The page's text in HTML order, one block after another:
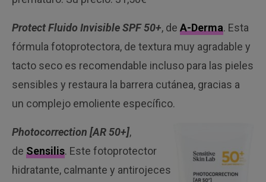
Protect Fluido Invisible SPF 50+, deA-Derma. Esta
fórmula fotoprotectora, de textura muy agradable y
tacto seco es recomendable incluso para las pieles
sensibles y restaura la barrera cutánea, gracias a
un complejo emoliente específico.
Photocorrection [AR 50+],
deSensilis. Este fotoprotector
hidratante, calmante y antirojeces